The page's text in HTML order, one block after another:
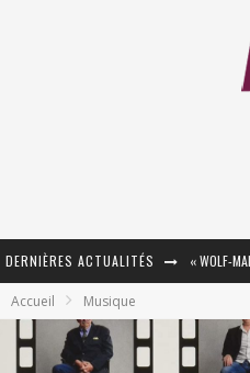
DERNIÈRES ACTUALITÉS
Accueil Musique